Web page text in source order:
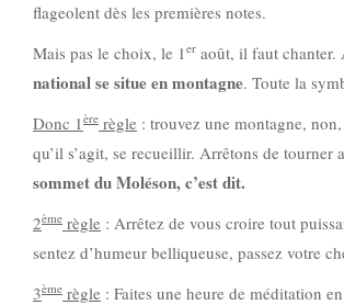
flageolent dès les premières notes.
Mais pas le choix, le 1er août, il faut chanter.
national se situe en montagne. Toute la
Donc 1ère règle : trouvez une montagne,
qu’il s’agit, se recueillir. Arrêtons de
sommet du Moléson, c’est dit.
2ème règle : Arrêtez de vous croire tout
sentez d’humeur belliqueuse, passez votre
3ème règle : Faites une heure de méditation